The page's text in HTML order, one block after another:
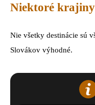
Niektoré krajiny
Nie všetky destinácie sú
Slovákov výhodné.